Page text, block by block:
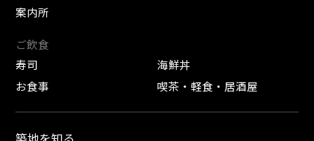
案内所
ご飲食
寿司
海鮮丼
お食事
喫茶・軽食・居酒屋